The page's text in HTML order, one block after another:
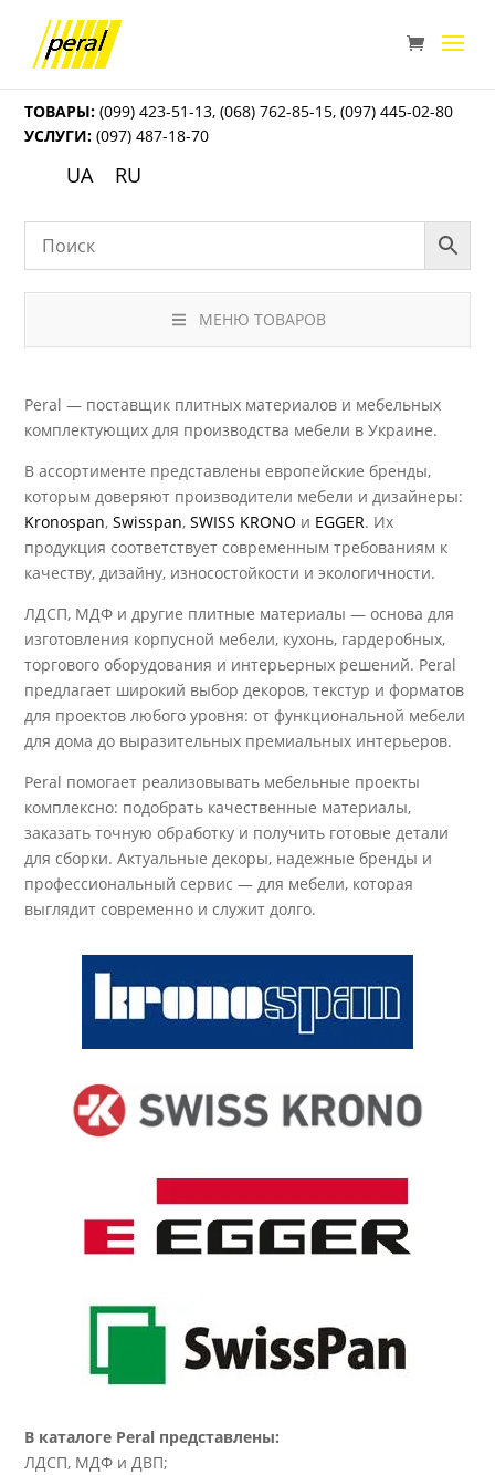
ТОВАРЫ: (099) 423-51-13,(068) 762-85-15,(097) 445-02-80
УСЛУГИ: (097) 487-18-70
UA RU
МЕНЮ ТОВАРОВ
Peral — поставщик плитных материалов и мебельных
комплектующих для производства мебели в Украине.
В ассортименте представлены европейские бренды,
которым доверяют производители мебели и дизайнеры:
Kronospan,Swisspan,SWISS KRONO и EGGER. Их
продукция соответствует современным требованиям к
качеству, дизайну, износостойкости и экологичности.
ЛДСП, МДФ и другие плитные материалы — основа для
изготовления корпусной мебели, кухонь, гардеробных,
торгового оборудования и интерьерных решений. Peral
предлагает широкий выбор декоров, текстур и форматов
для проектов любого уровня: от функциональной мебели
для дома до выразительных премиальных интерьеров.
Peral помогает реализовывать мебельные проекты
комплексно: подобрать качественные материалы,
заказать точную обработку и получить готовые детали
для сборки. Актуальные декоры, надежные бренды и
профессиональный сервис — для мебели, которая
выглядит современно и служит долго.
В каталоге Peral представлены:
ЛДСП, МДФ и ДВП;